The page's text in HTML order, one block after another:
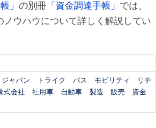
」 の別冊 「資金調達手帳」 では、
ウハウについて詳しく解説してい
ャパン トライク バス モビリティ
リチ
式会社 社用車 自動車 製造 販売
資金